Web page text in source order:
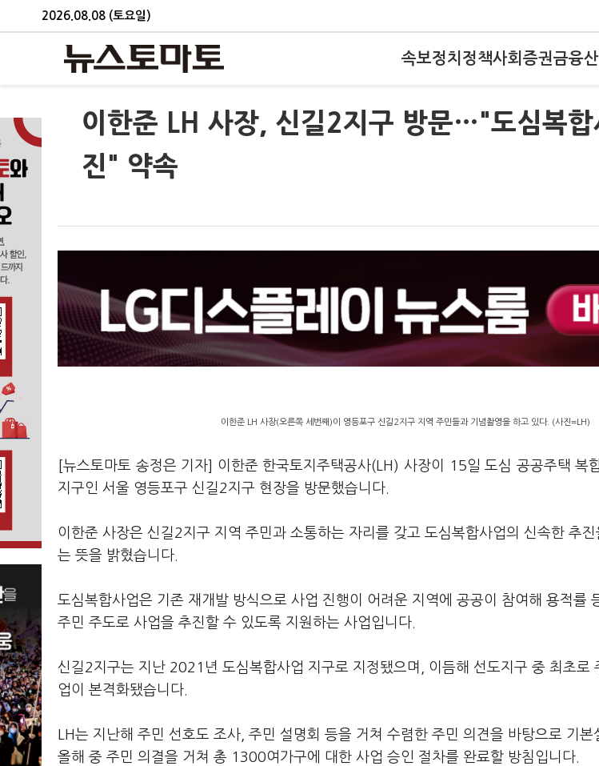
2026.08.08 (토요일)
속보정치 정책사회 증권금융
이한준 LH 사장, 신길2지구 방문…"도심복합
진" 약속
이한준 LH 사장(오른쪽 세번째)이 영등포구 신길2지구 지역 주민들과 기념촬영을 하고 있다. (사진=LH)
[뉴스토마토 송정은 기자] 이한준 한국토지주택공사(LH) 사장이 15일 도심 공공주택 복
지구인 서울 영등포구 신길2지구 현장을 방문했습니다.
이한준 사장은 신길2지구 지역 주민과 소통하는 자리를 갖고 도심복합사업의 신속한 추
는 뜻을 밝혔습니다.
도심복합사업은 기존 재개발 방식으로 사업 진행이 어려운 지역에 공공이 참여해 용적률
주민 주도로 사업을 추진할 수 있도록 지원하는 사업입니다.
신길2지구는 지난 2021년 도심복합사업 지구로 지정됐으며, 이듬해 선도지구 중 최초로
업이 본격화됐습니다.
LH는 지난해 주민 선호도 조사, 주민 설명회 등을 거쳐 수렴한 주민 의견을 바탕으로 기본
올해 중 주민 의결을 거쳐 총 1300여가구에 대한 사업 승인 절차를 완료할 방침입니다.